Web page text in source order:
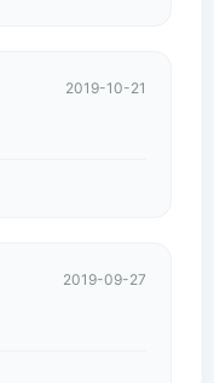
2019-10-21
2019-09-27